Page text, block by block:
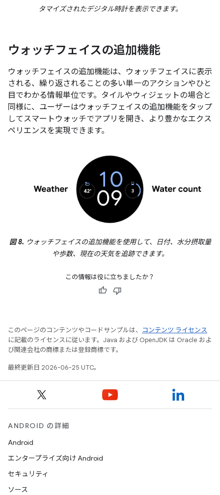
タマイズされたデジタル時計を表示できます。
ウォッチフェイスの追加機能
ウォッチフェイスの追加機能は、ウォッチフェイスに表示
される、繰り返されることの多い単一のアクションやひと
目でわかる情報単位です。タイルやウィジェットの場合と
同様に、ユーザーはウォッチフェイスの追加機能をタップ
してスマートウォッチでアプリを開き、より豊かなエクス
ペリエンスを実現できます。
図 8. ウォッチフェイスの追加機能を使用して、日付、水分摂取量
や歩数、現在の天気を追跡できます。
この情報は役に立ちましたか？
このページのコンテンツやコードサンプルは、
コンテンツ ライセンス
に記載のライセンスに従います。Java および OpenJDK は Oracle およ
び関連会社の商標または登録商標です。
最終更新日 2026-06-25 UTC。
ANDROID の詳細
Android
エンタープライズ向け Android
セキュリティ
ソース